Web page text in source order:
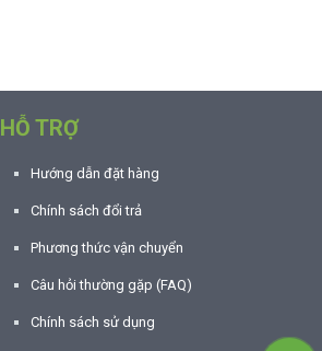
HỖ TRỢ
Hướng dẫn đặt hàng
Chính sách đổi trả
Phương thức vận chuyển
Câu hỏi thường gặp (FAQ)
Chính sách sử dụng